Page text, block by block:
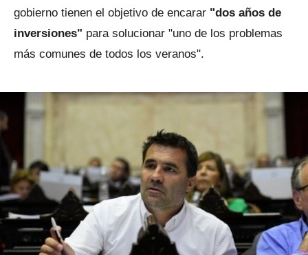
gobierno tienen el objetivo de encarar "dos años de
inversiones" para solucionar "uno de los problemas
más comunes de todos los veranos".